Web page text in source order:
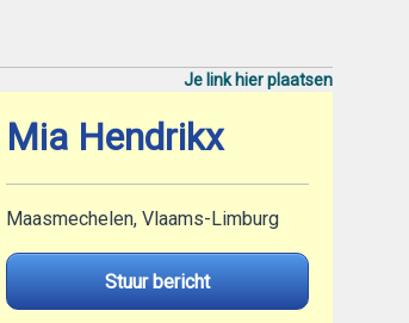
Je link hier plaatsen
Mia Hendrikx
Maasmechelen, Vlaams-Limburg
Stuur bericht